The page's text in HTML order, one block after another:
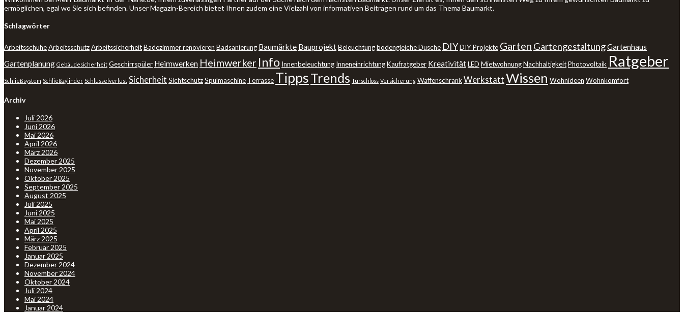
ermöglichen, egal wo Sie sich befinden. Unser Magazin-Bereich bietet Ihnen zudem eine Vielzahl von informativen Beiträgen rund um das Thema Baumarkt.
Schlagwörter
ArbeitsschuheArbeitsschutzArbeitssicherheitBadezimmer renovieren Badsanierung Baumärkte BauprojektBeleuchtungbodengleiche Dusche DIYDIY Projekte Garten GartengestaltungGartenhaus
Gartenplanung Gebäudesicherheit Geschirrspüler Heimwerken Heimwerker Info Innenbeleuchtung InneneinrichtungKaufratgeber KreativitätLED MietwohnungNachhaltigkeitPhotovoltaik Ratgeber
Schließsystem Schließzylinder Schlüsselverlust Sicherheit SichtschutzSpülmaschine Terrasse TippsTrends Türschloss Versicherung WaffenschrankWerkstattWissen Wohnideen Wohnkomfort
Archiv
Juli 2026
Juni 2026
Mai 2026
April 2026
März 2026
Dezember 2025
November 2025
Oktober 2025
September 2025
August 2025
Juli 2025
Juni 2025
Mai 2025
April 2025
März 2025
Februar 2025
Januar 2025
Dezember 2024
November 2024
Oktober 2024
Juli 2024
Mai 2024
Januar 2024